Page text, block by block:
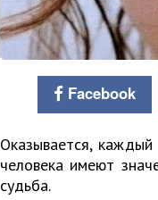
Facebook
Оказывается,
человека имеют
судьба.